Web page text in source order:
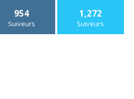
954
Suiveurs
1,272
Suiveurs